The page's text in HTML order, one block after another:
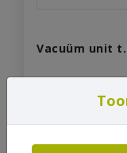
Vacuüm unit
Code: HI0114-1760